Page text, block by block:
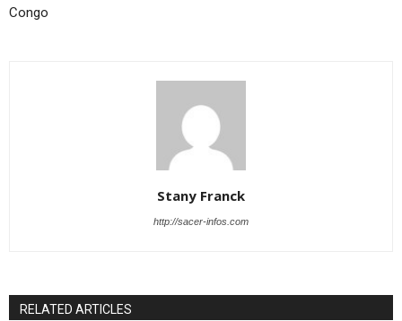
Congo
Stany Franck
http://sacer-infos.com
RELATED ARTICLES